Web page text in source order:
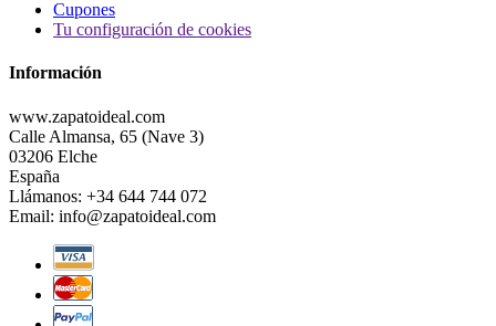
Cupones
Tu configuración de cookies
Información
www.zapatoideal.com
Calle Almansa, 65 (Nave 3)
03206 Elche
España
Llámanos: +34 644 744 072
Email: info@zapatoideal.com